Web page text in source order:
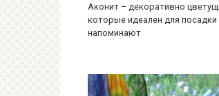
Аконит – декоративно
которые идеален для посадки
напоминают